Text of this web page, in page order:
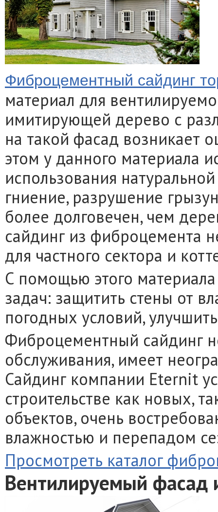
Фиброцементный сайдинг
материал для
имитирующей дерево с
на такой фасад возникает
этом у данного материала
использования
гниение, разрушение
более долговечен, чем
сайдинг из фиброцемента
для частного сектора и
С помощью этого
задач: защитить стены от
погодных условий,
Фиброцементный сайдинг
обслуживания, имеет
Сайдинг компании Eternit
строительстве как новых,
объектов, очень
влажностью и перепадом
Просмотреть каталог
Вентилируемый фасад